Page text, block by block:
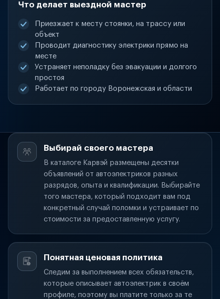
Что делает выездной мастер
Приезжает к месту стоянки, на трассу или
объект
Проводит диагностику электрики прямо на
месте
Устраняет неполадку без эвакуации и долгого
простоя
Работает по городу Воронежская и области
Выбирай своего мастера
В каталоге Карвэй размещены десятки
объявлений от автоэлектриков разных
разрядов, опыта и квалификации. Выбирайте
того мастера, который подходит вам под
конкретный случай поломки и устраивает по
стоимости за предоставленную услугу.
Понятная ценовая политика
Следим за выполнением всех обязательств,
которые описывает автоэлектрик в своём
профиле, поэтому вы платите только за те